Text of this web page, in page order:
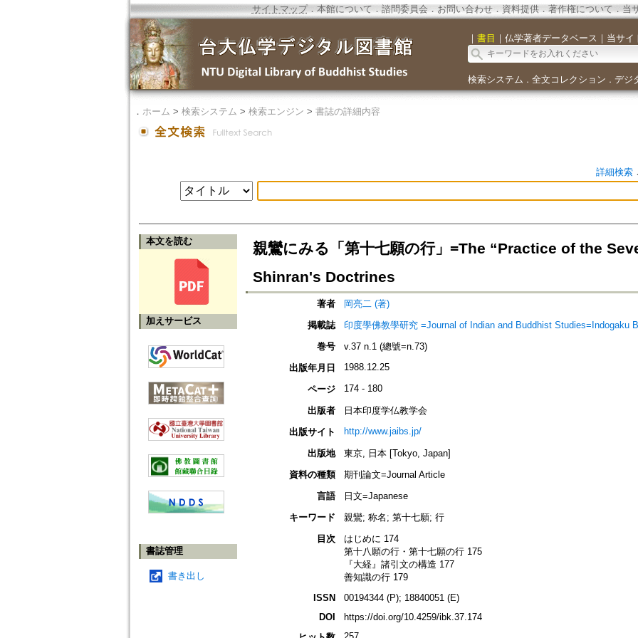
サイトマップ．本館について ． 諮問委員会． お問い合わせ． 資料提供． 著作権について．当
｜ 書目 ｜ 仏学著者データベース ｜ 当サイ
検索システム ． 全文コレクション ． デジ
． ホーム > 検索システム > 検索エンジン > 書誌の詳細内容
詳細検索．
本文を読む
加えサービス
書誌管理
書き出し
親鸞にみる「第十七願の行」=The “Practice of the
Shinran's Doctrines
著者
岡亮二 (著)
掲載誌
印度學佛教學研究 =Journal of Indian and Buddhist Studies=Indogaku
巻号
v.37 n.1 (總號=n.73)
出版年月日
1988.12.25
ページ 174 - 180
出版者
日本印度学仏教学会
出版サイト
http://www.jaibs.jp/
出版地
東京, 日本 [Tokyo, Japan]
資料の種類
期刊論文=Journal Article
言語
日文=Japanese
キーワード
親鸞; 称名; 第十七願; 行
目次
はじめに 174
第十八願の行・第十七願の行 175
『大経』諸引文の構造 177
善知識の行 179
ISSN
00194344 (P); 18840051 (E)
DOI
https://doi.org/10.4259/ibk.37.174